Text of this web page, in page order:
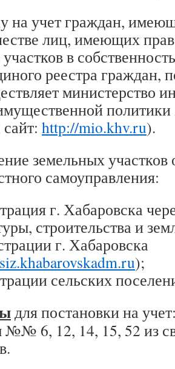
на учет граждан,
лиц, имеющих
в
реестра граждан,
министерство
политики
http://mio.khv.ru).
земельных
самоуправления:
г. Хабаровска
строительства и
г. Хабаровска
);
сельских
для постановки на
6, 12, 14, 15, 52 из